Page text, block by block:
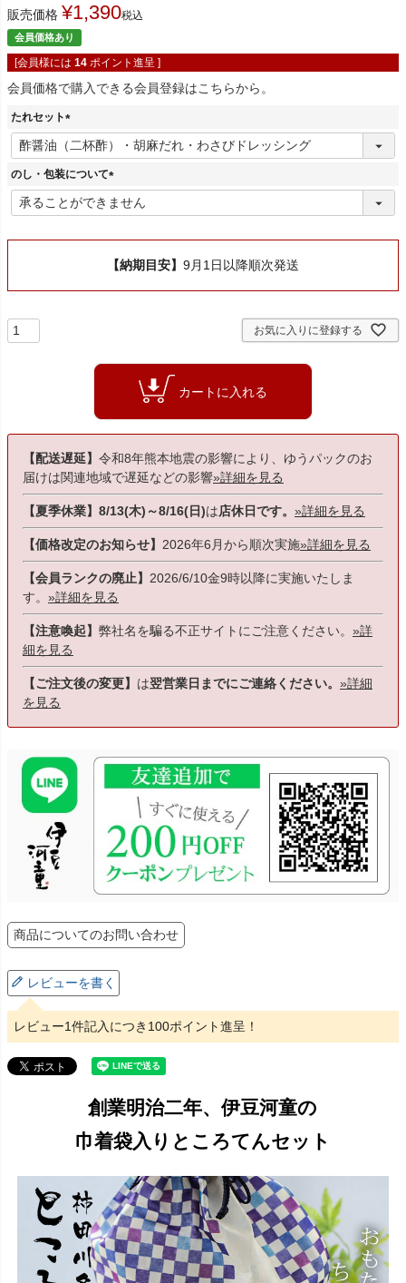
販売価格 ¥1,390税込
会員価格あり
[会員様には 14 ポイント進呈 ]
会員価格で購入できる会員登録はこちらから。
たれセット
(
必
須
のし・包装について
(
必
)
【納期目安】 9月1日以降順次発送
お気に入りに登録する
カートに入れる
【配送遅延】 令和8年熊本地震の影響により、ゆうパックのお
届けは関連地域で遅延などの影響»詳細を見る
【夏季休業】8/13(木)～8/16(日)は店休日です。 »詳細を見る
【価格改定のお知らせ】 2026年6月から順次実施»詳細を見る
【会員ランクの廃止】 2026/6/10金9時以降に実施いたしま
す。 »詳細を見る
【注意喚起】 弊社名を騙る不正サイトにご注意ください。 »詳
細を見る
【ご注文後の変更】 は翌営業日までにご連絡ください。 »詳細
を見る
商品についてのお問い合わせ
レビューを書く
レビュー1件記入につき100ポイント進呈！
創業明治二年、伊豆河童の
巾着袋入りところてんセット